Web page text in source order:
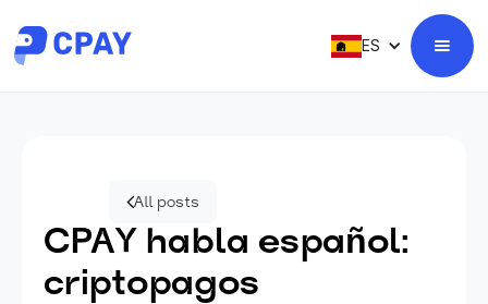
ES
All posts
CPAY habla español:
criptopagos